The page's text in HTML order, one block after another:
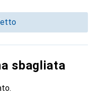
sbagliata